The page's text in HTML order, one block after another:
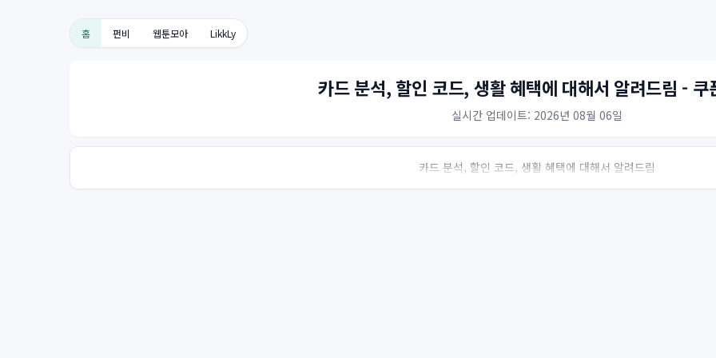
홈 펀비 웹툰모아 LikkLy
카드 분석, 할인 코드, 생활 혜택에 대해서 알려드림 - 쿠
실시간 업데이트: 2026년 08월 06일
카드 분석, 할인 코드, 생활 혜택에 대해서 알려드림